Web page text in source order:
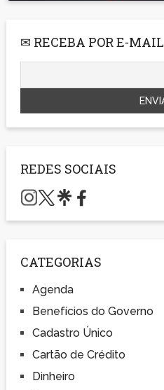
✉ RECEBA POR E-MAIL
REDES SOCIAIS
CATEGORIAS
Agenda
Benefícios do Governo
Cadastro Único
Cartão de Crédito
Dinheiro